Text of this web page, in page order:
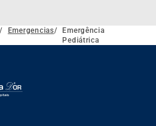
/ Emergencias/
Emergência
Pediátrica